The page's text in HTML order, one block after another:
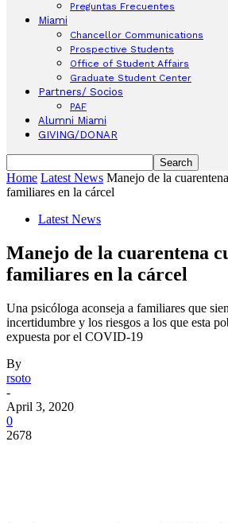
Preguntas Frecuentes
Miami
Chancellor Communications
Prospective Students
Office of Student Affairs
Graduate Student Center
Partners/ Socios
PAF
Alumni Miami
GIVING/DONAR
Home Latest News Manejo de la
familiares en la cárcel
Latest News
Manejo de la cuarentena
familiares en la cárcel
Una psicóloga aconseja a familiares que
incertidumbre y los riesgos a los que esta
expuesta por el COVID-19
By
rsoto
-
April 3, 2020
0
2678